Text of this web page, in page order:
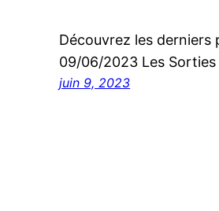
Découvrez les
09/06/2023 Les
juin 9, 2023